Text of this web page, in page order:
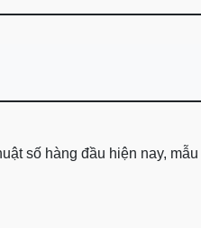
số hàng đầu hiện nay, mẫu